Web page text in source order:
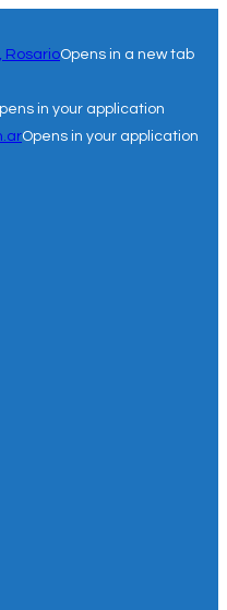
RosarioOpens in a new tab
in your application
Opens in your application